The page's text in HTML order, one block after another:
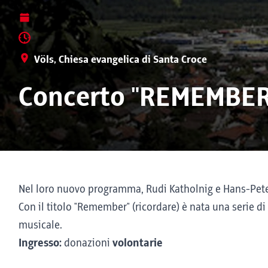
Völs, Chiesa evangelica di Santa Croce
Concerto
Nel loro nuovo programma, Rudi Katholnig e Hans-
Con il titolo "Remember" (ricordare) è nata una serie
musicale.
Ingresso: donazioni volontarie